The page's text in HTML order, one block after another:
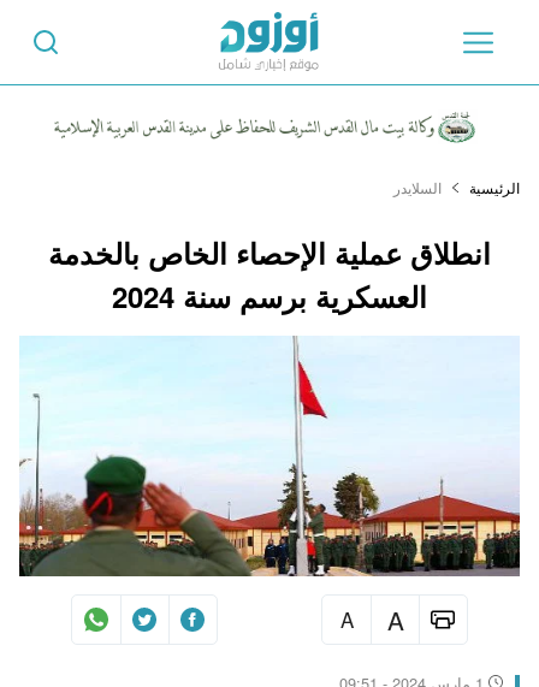
الرئيسية السلايدر
انطلاق عملية الإحصاء الخاص بالخدمة
العسكرية برسم سنة 2024
A
A